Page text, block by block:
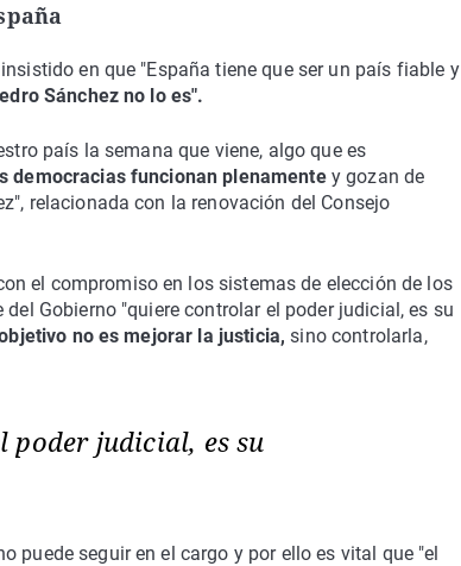
en que "España tiene que ser un país fiable y
Sánchez no lo es".
país la semana que viene, algo que es
democracias funcionan plenamentey gozan de
relacionada con la renovación del Consejo
el compromiso en los sistemas de elección de los
Gobierno "quiere controlar el poder judicial, es su
no es mejorar la justicia,sino controlarla,
poder judicial, es su
puede seguir en el cargo y por ello es vital que "el